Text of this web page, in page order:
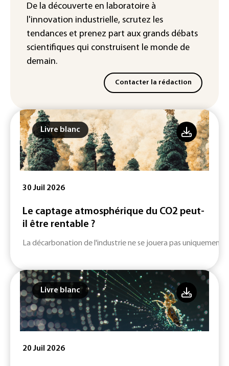
De la découverte en laboratoire à
l'innovation industrielle, scrutez les
tendances et prenez part aux grands débats
scientifiques qui construisent le monde de
demain.
Contacter la rédaction
Livre blanc
30 Juil 2026
Le captage atmosphérique du CO2 peut-
il être rentable ?
La décarbonation de l'industrie ne se jouera pas uniquement
Livre blanc
20 Juil 2026